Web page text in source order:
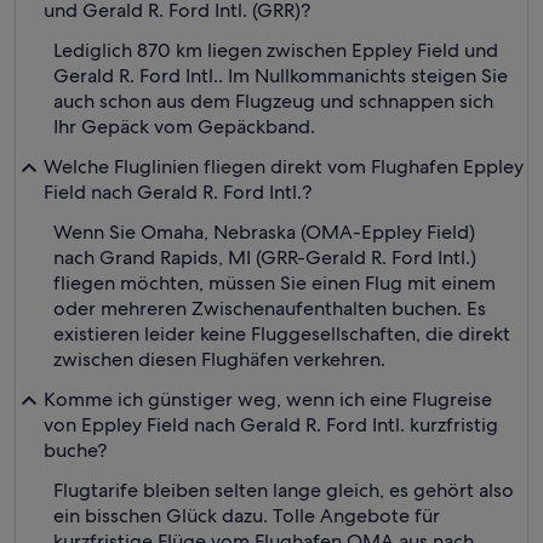
und Gerald R. Ford Intl. (GRR)?
Lediglich 870 km liegen zwischen Eppley Field und
Gerald R. Ford Intl.. Im Nullkommanichts steigen Sie
auch schon aus dem Flugzeug und schnappen sich
Ihr Gepäck vom Gepäckband.
Welche Fluglinien fliegen direkt vom Flughafen Eppley
Field nach Gerald R. Ford Intl.?
Wenn Sie Omaha, Nebraska (OMA-Eppley Field)
nach Grand Rapids, MI (GRR-Gerald R. Ford Intl.)
fliegen möchten, müssen Sie einen Flug mit einem
oder mehreren Zwischenaufenthalten buchen. Es
existieren leider keine Fluggesellschaften, die direkt
zwischen diesen Flughäfen verkehren.
Komme ich günstiger weg, wenn ich eine Flugreise
von Eppley Field nach Gerald R. Ford Intl. kurzfristig
buche?
Flugtarife bleiben selten lange gleich, es gehört also
ein bisschen Glück dazu. Tolle Angebote für